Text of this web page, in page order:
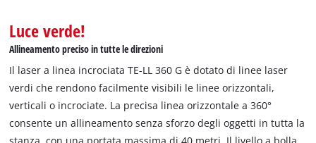
Luce verde!
Allineamento preciso in tutte le direzioni
Il laser a linea incrociata TE-LL 360 G è dotato di linee laser
verdi che rendono facilmente visibili le linee orizzontali,
verticali o incrociate. La precisa linea orizzontale a 360°
consente un allineamento senza sforzo degli oggetti in tutta la
stanza, con una portata massima di 40 metri. Il livello a bolla